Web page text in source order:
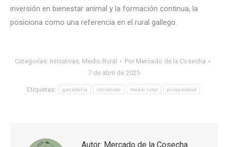
inversión en bienestar animal y la formación continua, la
posiciona como una referencia en el rural gallego.
Categorías: Iniciativas, Medio Rural Por Mercado de la Cosecha
7 de abril de 2025
Etiquetas: ganadería iniciativas medio rural prosperidad
Autor: Mercado de la Cosecha